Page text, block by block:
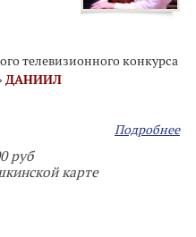
телевизионного конкурса
ДАНИИЛ
Подробнее
руб
карте